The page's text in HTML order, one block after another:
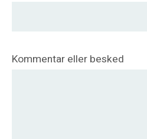
Kommentar eller besked